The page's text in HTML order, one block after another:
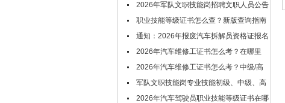
2026年军队文职技能岗招聘文职人员公告
汇总
职业技能等级证书怎么查？新版查询指南
请查收！
通知：2026年报废汽车拆解员资格证报名
条件及时间公布
2026年汽车维修工证书怎么考？在哪里
考？
2026年汽车维修工证书怎么考？中级/高
级/技师/高级技师证，考试申报中！
军队文职技能岗专业技能初级、中级、高
级指什么？
2026年汽车驾驶员职业技能等级证书在哪